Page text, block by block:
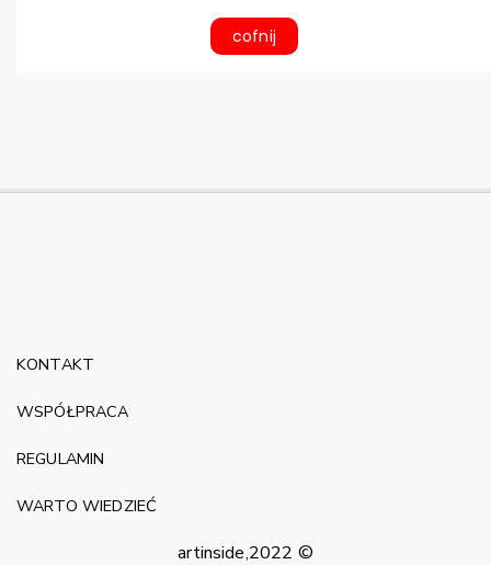
cofnij
artinside,2022 ©
KONTAKT
WSPÓŁPRACA
REGULAMIN
WARTO WIEDZIEĆ